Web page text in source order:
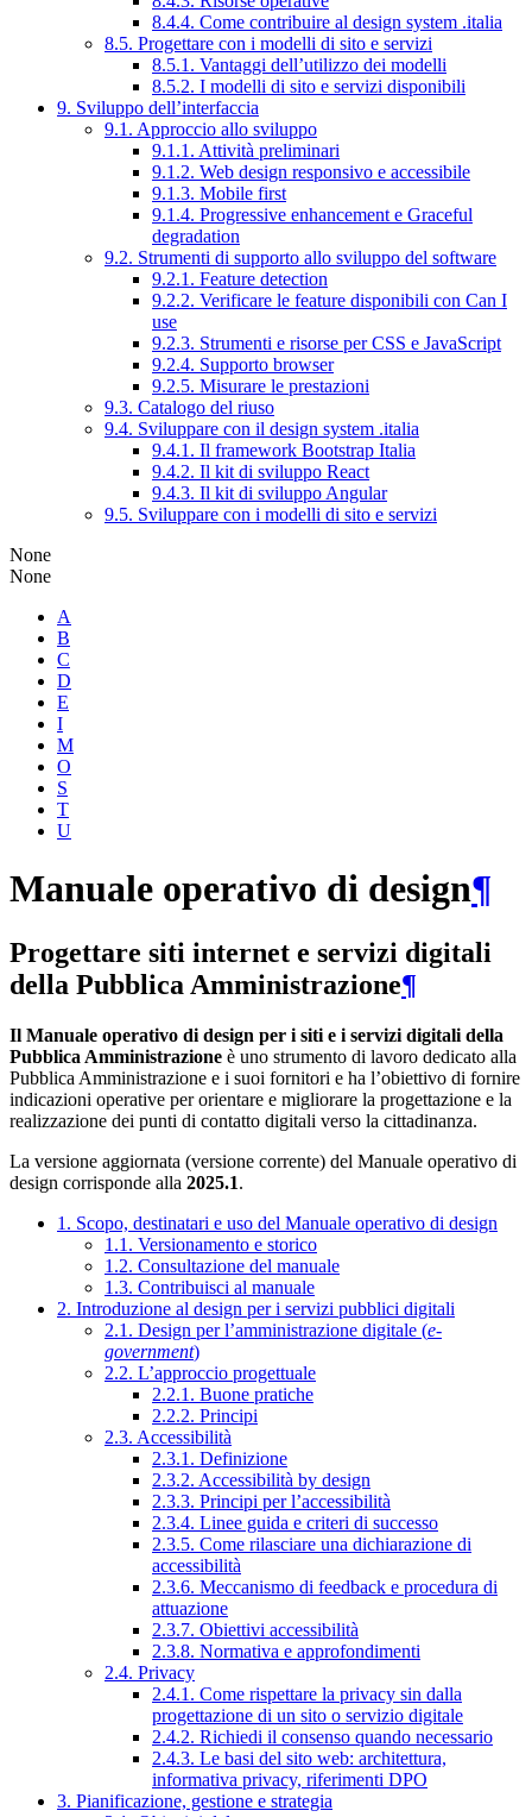
8.4.4. Come contribuire al design system .italia
8.5. Progettare con i modelli di sito e servizi
8.5.1. Vantaggi dell’utilizzo dei modelli
8.5.2. I modelli di sito e servizi disponibili
9. Sviluppo dell’interfaccia
9.1. Approccio allo sviluppo
9.1.1. Attività preliminari
9.1.2. Web design responsivo e accessibile
9.1.3. Mobile first
9.1.4. Progressive enhancement e Graceful
degradation
9.2. Strumenti di supporto allo sviluppo del software
9.2.1. Feature detection
9.2.2. Verificare le feature disponibili con Can I
use
9.2.3. Strumenti e risorse per CSS e JavaScript
9.2.4. Supporto browser
9.2.5. Misurare le prestazioni
9.3. Catalogo del riuso
9.4. Sviluppare con il design system .italia
9.4.1. Il framework Bootstrap Italia
9.4.2. Il kit di sviluppo React
9.4.3. Il kit di sviluppo Angular
9.5. Sviluppare con i modelli di sito e servizi
None
None
A
B
C
D
E
I
M
O
S
T
U
Manuale operativo di design¶
Progettare siti internet e servizi digitali
della Pubblica Amministrazione¶
Il Manuale operativo di design per i siti e i servizi digitali della
Pubblica Amministrazione è uno strumento di lavoro dedicato alla
Pubblica Amministrazione e i suoi fornitori e ha l’obiettivo di fornire
indicazioni operative per orientare e migliorare la progettazione e la
realizzazione dei punti di contatto digitali verso la cittadinanza.
La versione aggiornata (versione corrente) del Manuale operativo di
design corrisponde alla 2025.1.
1. Scopo, destinatari e uso del Manuale operativo di design
1.1. Versionamento e storico
1.2. Consultazione del manuale
1.3. Contribuisci al manuale
2. Introduzione al design per i servizi pubblici digitali
2.1. Design per l’amministrazione digitale (e-
government)
2.2. L’approccio progettuale
2.2.1. Buone pratiche
2.2.2. Principi
2.3. Accessibilità
2.3.1. Definizione
2.3.2. Accessibilità by design
2.3.3. Principi per l’accessibilità
2.3.4. Linee guida e criteri di successo
2.3.5. Come rilasciare una dichiarazione di
accessibilità
2.3.6. Meccanismo di feedback e procedura di
attuazione
2.3.7. Obiettivi accessibilità
2.3.8. Normativa e approfondimenti
2.4. Privacy
2.4.1. Come rispettare la privacy sin dalla
progettazione di un sito o servizio digitale
2.4.2. Richiedi il consenso quando necessario
2.4.3. Le basi del sito web: architettura,
informativa privacy, riferimenti DPO
3. Pianificazione, gestione e strategia